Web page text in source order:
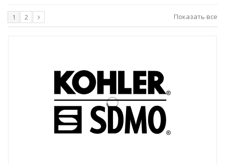
Показать все
1 2